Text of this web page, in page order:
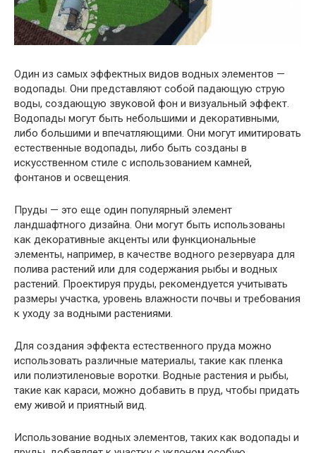
Один из самых эффектных видов водных элементов —
водопады. Они представляют собой падающую струю
воды, создающую звуковой фон и визуальный эффект.
Водопады могут быть небольшими и декоративными,
либо большими и впечатляющими. Они могут имитировать
естественные водопады, либо быть созданы в
искусственном стиле с использованием камней,
фонтанов и освещения.
Пруды — это еще один популярный элемент
ландшафтного дизайна. Они могут быть использованы
как декоративные акценты или функциональные
элементы, например, в качестве водного резервуара для
полива растений или для содержания рыбы и водных
растений. Проектируя пруды, рекомендуется учитывать
размеры участка, уровень влажности почвы и требования
к уходу за водными растениями.
Для создания эффекта естественного пруда можно
использовать различные материалы, такие как пленка
или полиэтиленовые воротки. Водные растения и рыбы,
такие как караси, можно добавить в пруд, чтобы придать
ему живой и приятный вид.
Использование водных элементов, таких как водопады и